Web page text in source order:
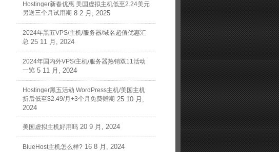
Hostinger新春优惠 美国虚拟主机低至2.24美元
另送三个月试用期 8 2 月, 2025
2024年黑五VPS/主机/服务器/域名超值优惠汇
总 25 11 月, 2024
2024年国内外VPS/主机/服务器热销双11活动
一览 5 11 月, 2024
Hostinger黑五活动 WordPress主机/美国主机
折后低至$2.49/月+3个月免费赠期 25 10 月,
2024
美国虚拟主机好用吗 20 9 月, 2024
BlueHost主机怎么样? 16 8 月, 2024